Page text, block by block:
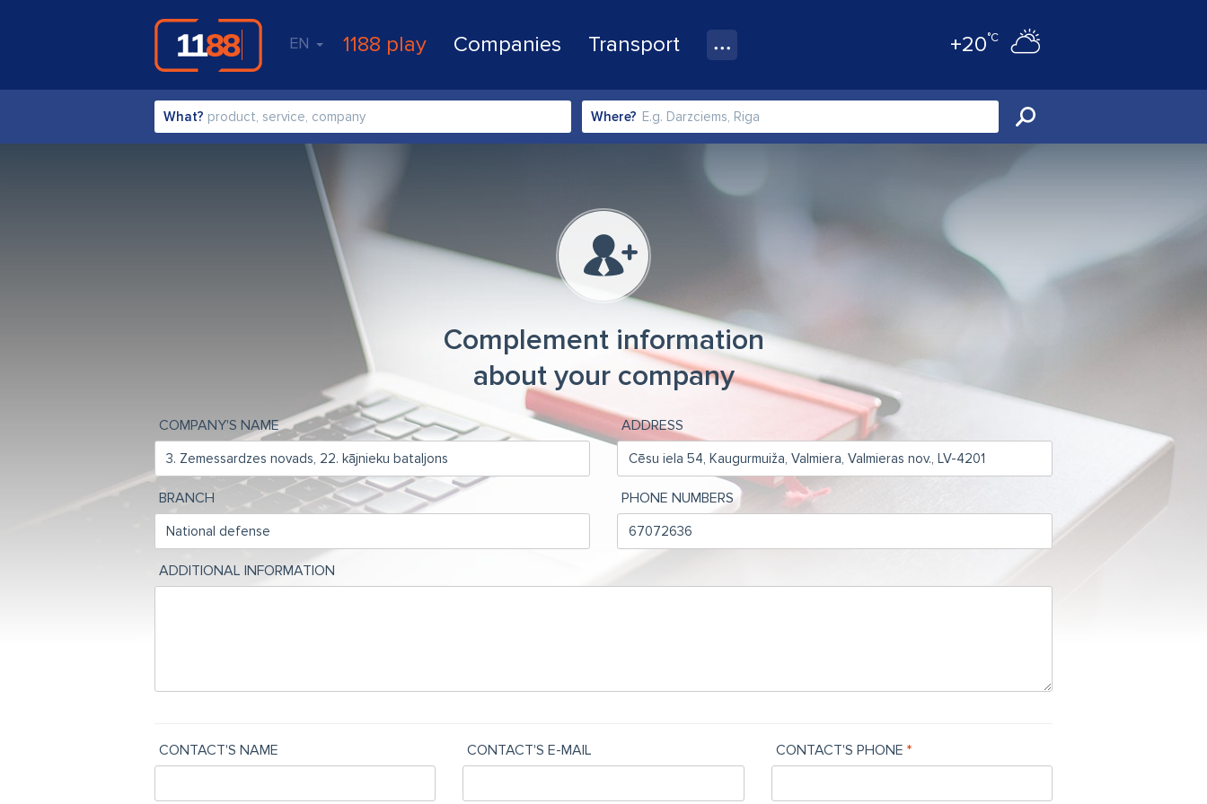
EN 1188 play Companies Transport +20°C
What? Where?
Complement information
about your company
COMPANY'S NAME ADDRESS
BRANCH PHONE NUMBERS
ADDITIONAL INFORMATION
CONTACT'S NAME CONTACT'S E-MAIL CONTACT'S PHONE